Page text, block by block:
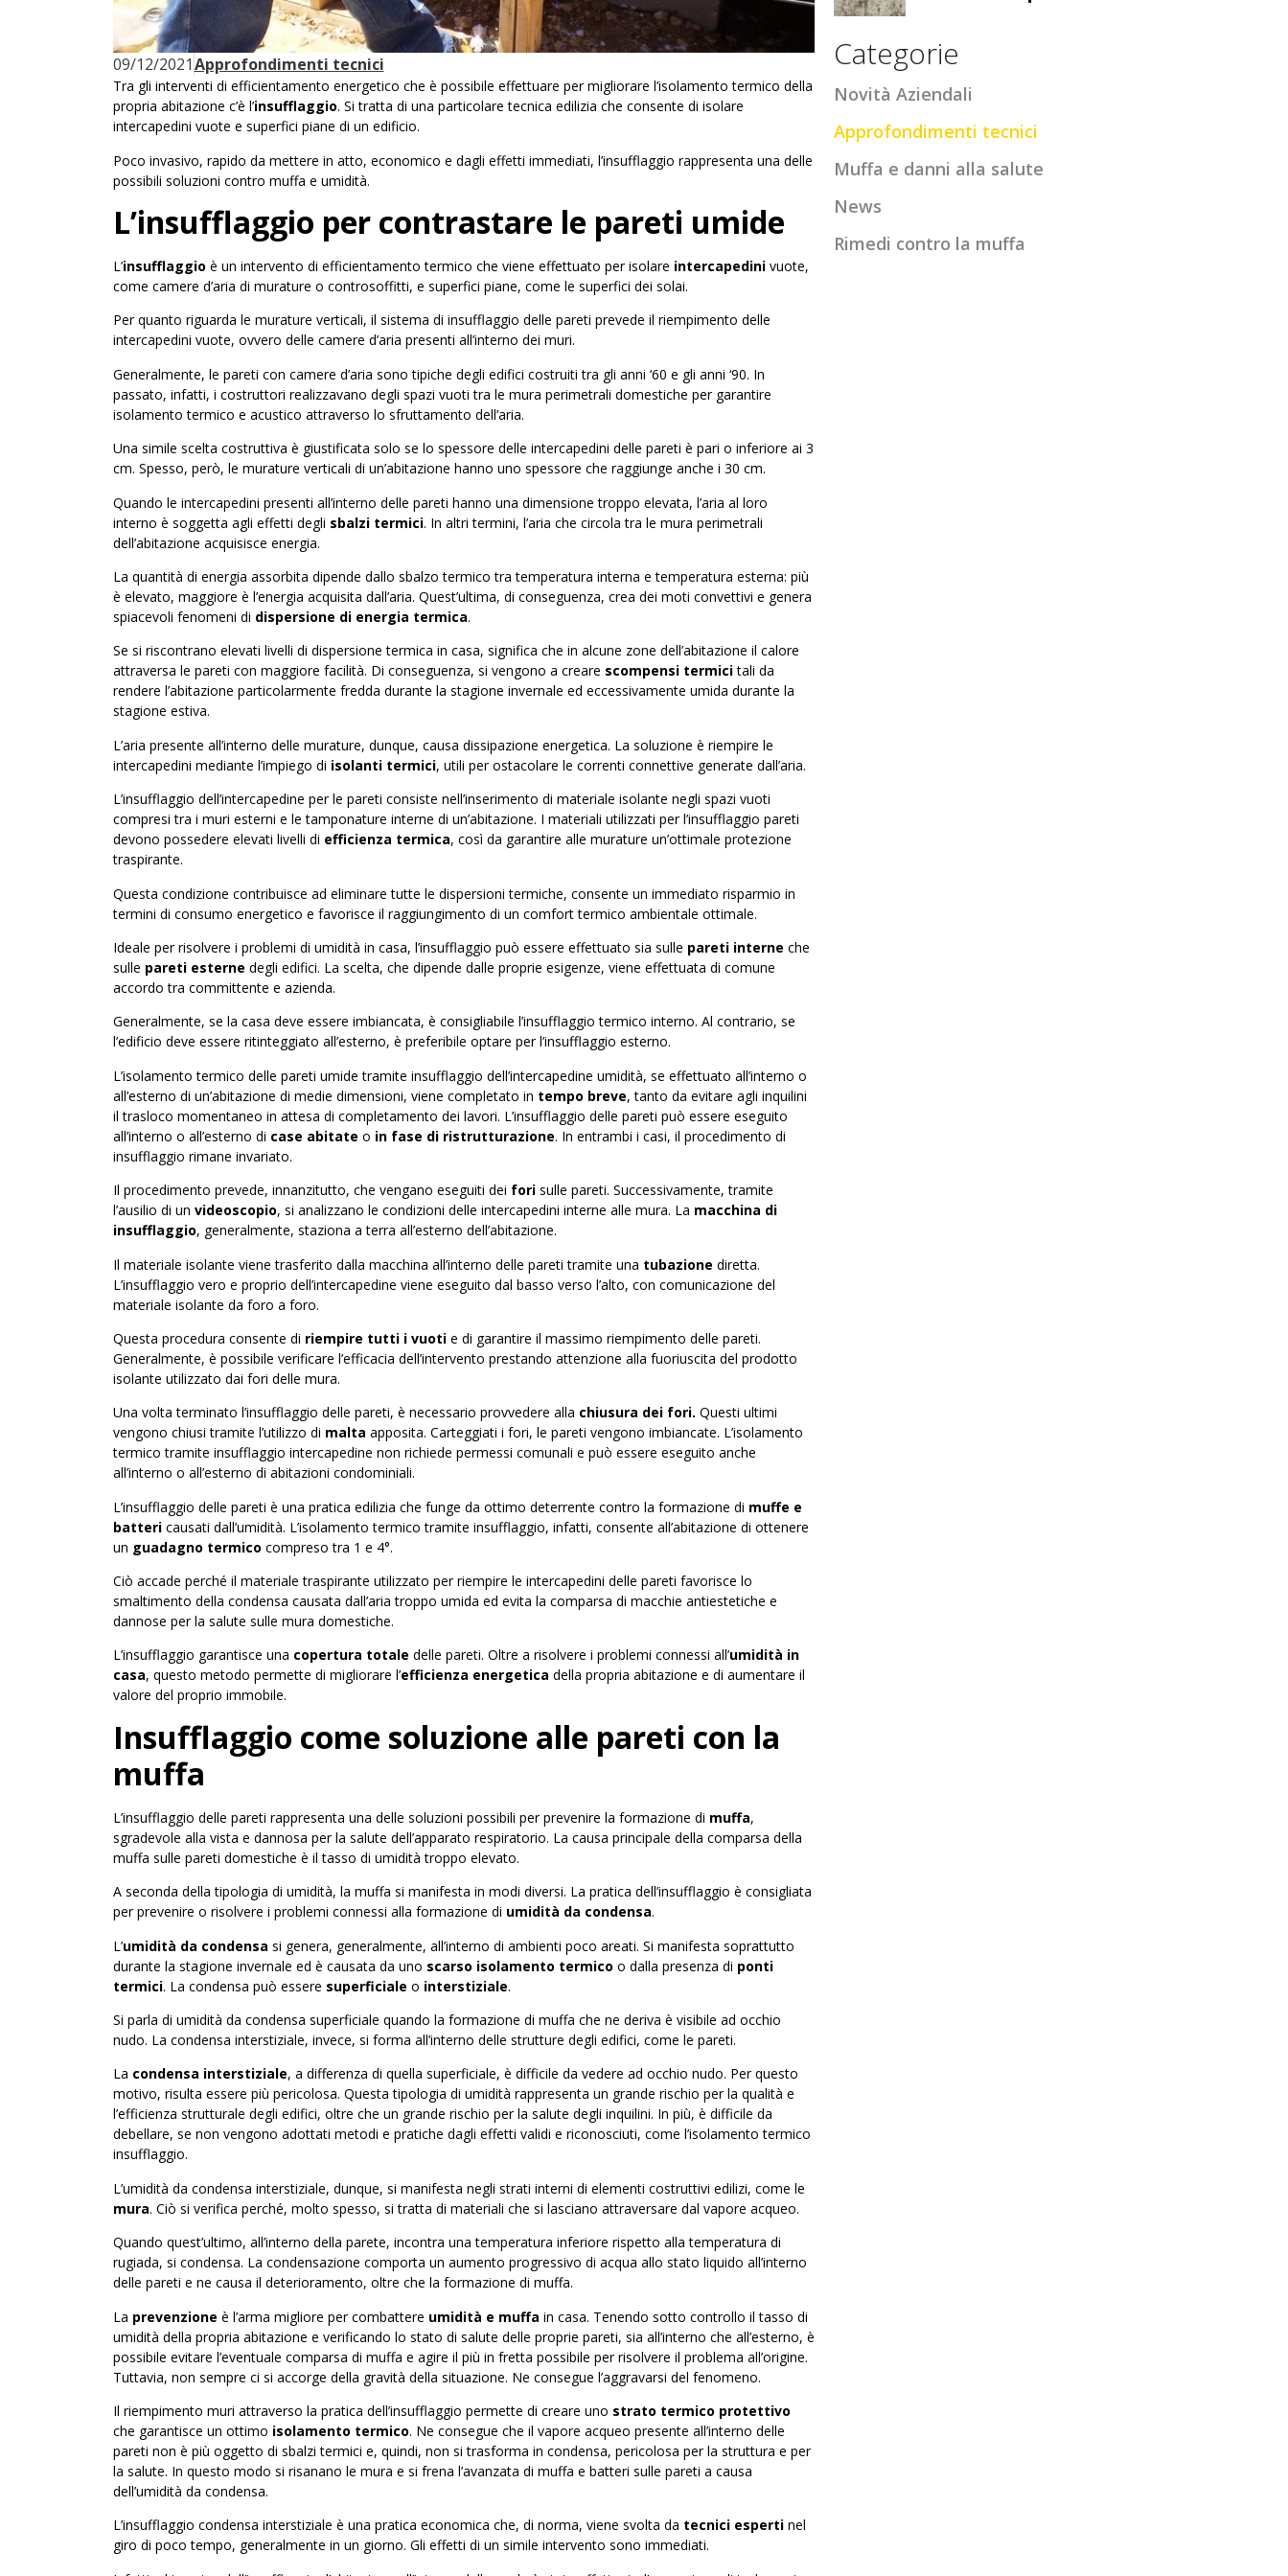
09/12/2021Approfondimenti tecnici
Tra gli interventi di efficientamento energetico che è possibile effettuare per migliorare l’isolamento termico della
propria abitazione c’è l’insufflaggio. Si tratta di una particolare tecnica edilizia che consente di isolare
intercapedini vuote e superfici piane di un edificio.
Poco invasivo, rapido da mettere in atto, economico e dagli effetti immediati, l’insufflaggio rappresenta una delle
possibili soluzioni contro muffa e umidità.
L’insufflaggio per contrastare le pareti umide
L’insufflaggio è un intervento di efficientamento termico che viene effettuato per isolare intercapedini vuote,
come camere d’aria di murature o controsoffitti, e superfici piane, come le superfici dei solai.
Per quanto riguarda le murature verticali, il sistema di insufflaggio delle pareti prevede il riempimento delle
intercapedini vuote, ovvero delle camere d’aria presenti all’interno dei muri.
Generalmente, le pareti con camere d’aria sono tipiche degli edifici costruiti tra gli anni ‘60 e gli anni ‘90. In
passato, infatti, i costruttori realizzavano degli spazi vuoti tra le mura perimetrali domestiche per garantire
isolamento termico e acustico attraverso lo sfruttamento dell’aria.
Una simile scelta costruttiva è giustificata solo se lo spessore delle intercapedini delle pareti è pari o inferiore ai 3
cm. Spesso, però, le murature verticali di un’abitazione hanno uno spessore che raggiunge anche i 30 cm.
Quando le intercapedini presenti all’interno delle pareti hanno una dimensione troppo elevata, l’aria al loro
interno è soggetta agli effetti degli sbalzi termici. In altri termini, l’aria che circola tra le mura perimetrali
dell’abitazione acquisisce energia.
La quantità di energia assorbita dipende dallo sbalzo termico tra temperatura interna e temperatura esterna: più
è elevato, maggiore è l’energia acquisita dall’aria. Quest’ultima, di conseguenza, crea dei moti convettivi e genera
spiacevoli fenomeni di dispersione di energia termica.
Se si riscontrano elevati livelli di dispersione termica in casa, significa che in alcune zone dell’abitazione il calore
attraversa le pareti con maggiore facilità. Di conseguenza, si vengono a creare scompensi termicitali da
rendere l’abitazione particolarmente fredda durante la stagione invernale ed eccessivamente umida durante la
stagione estiva.
L’aria presente all’interno delle murature, dunque, causa dissipazione energetica. La soluzione è riempire le
intercapedini mediante l’impiego di isolanti termici, utili per ostacolare le correnti connettive generate dall’aria.
L’insufflaggio dell’intercapedine per le pareti consiste nell’inserimento di materiale isolante negli spazi vuoti
compresi tra i muri esterni e le tamponature interne di un’abitazione. I materiali utilizzati per l’insufflaggio pareti
devono possedere elevati livelli di efficienza termica, così da garantire alle murature un’ottimale protezione
traspirante.
Questa condizione contribuisce ad eliminare tutte le dispersioni termiche, consente un immediato risparmio in
termini di consumo energetico e favorisce il raggiungimento di un comfort termico ambientale ottimale.
Ideale per risolvere i problemi di umidità in casa, l’insufflaggio può essere effettuato sia sulle pareti interne che
sulle pareti esterne degli edifici. La scelta, che dipende dalle proprie esigenze, viene effettuata di comune
accordo tra committente e azienda.
Generalmente, se la casa deve essere imbiancata, è consigliabile l’insufflaggio termico interno. Al contrario, se
l’edificio deve essere ritinteggiato all’esterno, è preferibile optare per l’insufflaggio esterno.
L’isolamento termico delle pareti umide tramite insufflaggio dell’intercapedine umidità, se effettuato all’interno o
all’esterno di un’abitazione di medie dimensioni, viene completato in tempo breve, tanto da evitare agli inquilini
il trasloco momentaneo in attesa di completamento dei lavori. L’insufflaggio delle pareti può essere eseguito
all’interno o all’esterno di case abitate o in fase di ristrutturazione. In entrambi i casi, il procedimento di
insufflaggio rimane invariato.
Il procedimento prevede, innanzitutto, che vengano eseguiti dei forisulle pareti. Successivamente, tramite
l’ausilio di un videoscopio, si analizzano le condizioni delle intercapedini interne alle mura. La macchina di
insufflaggio, generalmente, staziona a terra all’esterno dell’abitazione.
Il materiale isolante viene trasferito dalla macchina all’interno delle pareti tramite una tubazione diretta.
L’insufflaggio vero e proprio dell’intercapedine viene eseguito dal basso verso l’alto, con comunicazione del
materiale isolante da foro a foro.
Questa procedura consente di riempire tutti i vuoti e di garantire il massimo riempimento delle pareti.
Generalmente, è possibile verificare l’efficacia dell’intervento prestando attenzione alla fuoriuscita del prodotto
isolante utilizzato dai fori delle mura.
Una volta terminato l’insufflaggio delle pareti, è necessario provvedere alla chiusura dei fori. Questi ultimi
vengono chiusi tramite l’utilizzo di malta apposita. Carteggiati i fori, le pareti vengono imbiancate. L’isolamento
termico tramite insufflaggio intercapedine non richiede permessi comunali e può essere eseguito anche
all’interno o all’esterno di abitazioni condominiali.
L’insufflaggio delle pareti è una pratica edilizia che funge da ottimo deterrente contro la formazione di muffe e
batteri causati dall’umidità. L’isolamento termico tramite insufflaggio, infatti, consente all’abitazione di ottenere
un guadagno termico compreso tra 1 e 4°.
Ciò accade perché il materiale traspirante utilizzato per riempire le intercapedini delle pareti favorisce lo
smaltimento della condensa causata dall’aria troppo umida ed evita la comparsa di macchie antiestetiche e
dannose per la salute sulle mura domestiche.
L’insufflaggio garantisce una copertura totale delle pareti. Oltre a risolvere i problemi connessi all’umidità in
casa, questo metodo permette di migliorare l’efficienza energetica della propria abitazione e di aumentare il
valore del proprio immobile.
Insufflaggio come soluzione alle pareti con la
muffa
L’insufflaggio delle pareti rappresenta una delle soluzioni possibili per prevenire la formazione di muffa,
sgradevole alla vista e dannosa per la salute dell’apparato respiratorio. La causa principale della comparsa della
muffa sulle pareti domestiche è il tasso di umidità troppo elevato.
A seconda della tipologia di umidità, la muffa si manifesta in modi diversi. La pratica dell’insufflaggio è consigliata
per prevenire o risolvere i problemi connessi alla formazione di umidità da condensa.
L’umidità da condensa si genera, generalmente, all’interno di ambienti poco areati. Si manifesta soprattutto
durante la stagione invernale ed è causata da uno scarso isolamento termico o dalla presenza di ponti
termici. La condensa può essere superficiale o interstiziale.
Si parla di umidità da condensa superficiale quando la formazione di muffa che ne deriva è visibile ad occhio
nudo. La condensa interstiziale, invece, si forma all’interno delle strutture degli edifici, come le pareti.
La condensa interstiziale, a differenza di quella superficiale, è difficile da vedere ad occhio nudo. Per questo
motivo, risulta essere più pericolosa. Questa tipologia di umidità rappresenta un grande rischio per la qualità e
l’efficienza strutturale degli edifici, oltre che un grande rischio per la salute degli inquilini. In più, è difficile da
debellare, se non vengono adottati metodi e pratiche dagli effetti validi e riconosciuti, come l’isolamento termico
insufflaggio.
L’umidità da condensa interstiziale, dunque, si manifesta negli strati interni di elementi costruttivi edilizi, come le
mura. Ciò si verifica perché, molto spesso, si tratta di materiali che si lasciano attraversare dal vapore acqueo.
Quando quest’ultimo, all’interno della parete, incontra una temperatura inferiore rispetto alla temperatura di
rugiada, si condensa. La condensazione comporta un aumento progressivo di acqua allo stato liquido all’interno
delle pareti e ne causa il deterioramento, oltre che la formazione di muffa.
La prevenzione è l’arma migliore per combattere umidità e muffa in casa. Tenendo sotto controllo il tasso di
umidità della propria abitazione e verificando lo stato di salute delle proprie pareti, sia all’interno che all’esterno, è
possibile evitare l’eventuale comparsa di muffa e agire il più in fretta possibile per risolvere il problema all’origine.
Tuttavia, non sempre ci si accorge della gravità della situazione. Ne consegue l’aggravarsi del fenomeno.
Il riempimento muri attraverso la pratica dell’insufflaggio permette di creare uno strato termico protettivo
che garantisce un ottimo isolamento termico. Ne consegue che il vapore acqueo presente all’interno delle
pareti non è più oggetto di sbalzi termici e, quindi, non si trasforma in condensa, pericolosa per la struttura e per
la salute. In questo modo si risanano le mura e si frena l’avanzata di muffa e batteri sulle pareti a causa
dell’umidità da condensa.
L’insufflaggio condensa interstiziale è una pratica economica che, di norma, viene svolta da tecnici espertinel
giro di poco tempo, generalmente in un giorno. Gli effetti di un simile intervento sono immediati.
Categorie
Novità Aziendali
Approfondimenti tecnici
Muffa e danni alla salute
News
Rimedi contro la muffa